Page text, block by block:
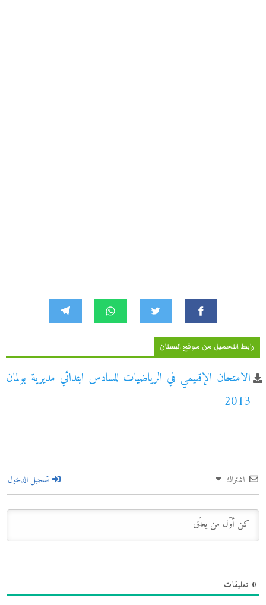
رابط التحميل من موقع البستان
الامتحان الإقليمي في الرياضيات للسادس ابتدائي مديرية بولمان
2013
اشتراك تسجيل الدخول
0 تعليقات